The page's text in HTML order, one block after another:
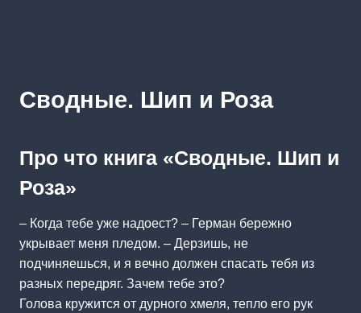
Сводные. Шип и Роза
Про что книга «Сводные. Шип и
Роза»
– Когда тебе уже надоест? – Герман бережно
укрывает меня пледом. – Дерзишь, не
подчиняешься, и я вечно должен спасать тебя из
разных передряг. Зачем тебе это?
Голова кружится от дурного хмеля, тепло его рук